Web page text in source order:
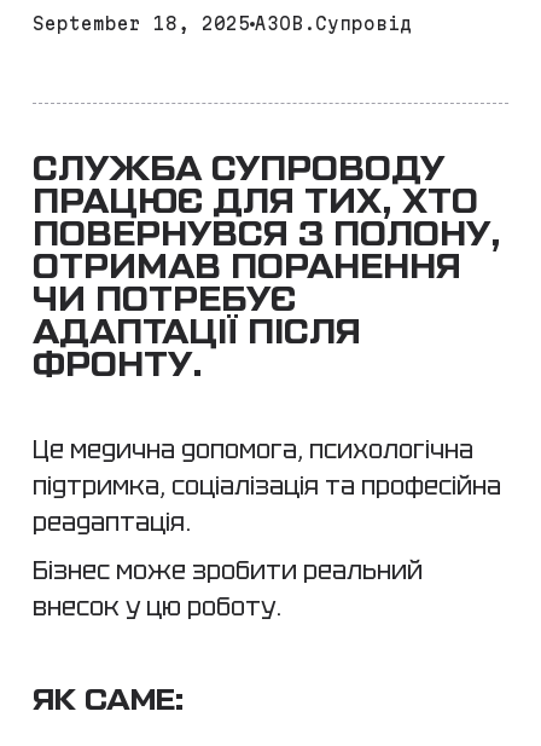
September 18, 2025 АЗОВ.Супровід
СЛУЖБА СУПРОВОДУ
ПРАЦЮЄ ДЛЯ ТИХ, ХТО
ПОВЕРНУВСЯ З ПОЛОНУ,
ОТРИМАВ ПОРАНЕННЯ
ЧИ ПОТРЕБУЄ
АДАПТАЦІЇ ПІСЛЯ
ФРОНТУ.
Це медична допомога, психологічна
підтримка, соціалізація та професійна
реадаптація.
Бізнес може зробити реальний
внесок у цю роботу.
ЯК САМЕ: